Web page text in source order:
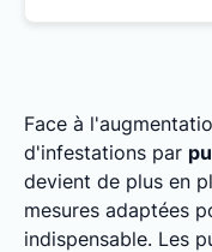
Face à
d'infestations par
devient de plus en
mesures adaptées
indispensable. Les